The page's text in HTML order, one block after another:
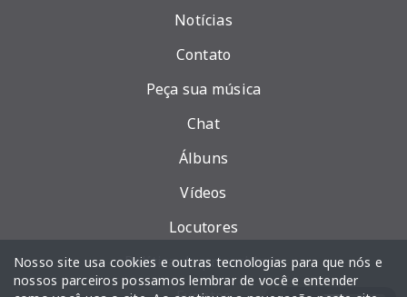
Notícias
Contato
Peça sua música
Chat
Álbuns
Vídeos
Locutores
Política de privacidade
Nosso site usa cookies e outras tecnologias para que nós e
nossos parceiros possamos lembrar de você e entender